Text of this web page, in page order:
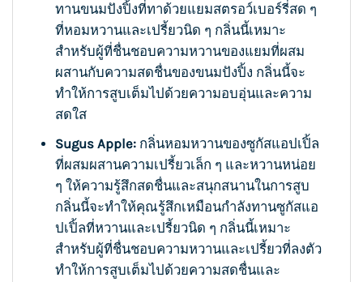
ทานขนมปังปิ้งที่ทาด้วยแยมสตรอว์เบอร์รี่สด ๆ
ที่หอมหวานและเปรี้ยวนิด ๆ กลิ่นนี้เหมาะ
สำหรับผู้ที่ชื่นชอบความหวานของแยมที่ผสม
ผสานกับความสดชื่นของขนมปังปิ้ง กลิ่นนี้จะ
ทำให้การสูบเต็มไปด้วยความอบอุ่นและความ
สดใส
Sugus Apple:กลิ่นหอมหวานของซูกัสแอปเปิ้ล
ที่ผสมผสานความเปรี้ยวเล็ก ๆ และหวานหน่อย
ๆ ให้ความรู้สึกสดชื่นและสนุกสนานในการสูบ
กลิ่นนี้จะทำให้คุณรู้สึกเหมือนกำลังทานซูกัสแอ
ปเปิ้ลที่หวานและเปรี้ยวนิด ๆ กลิ่นนี้เหมาะ
สำหรับผู้ที่ชื่นชอบความหวานและเปรี้ยวที่ลงตัว
ทำให้การสูบเต็มไปด้วยความสดชื่นและ